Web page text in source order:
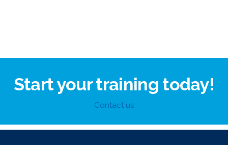
Start your training today!
Contact us